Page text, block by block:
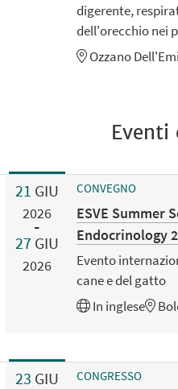
digerente,
dell'orecchio nei
Ozzano
Eventi
21 GIU
2026
27 GIU
2026
CONVEGNO
ESVE Summer
Endocrinology
Evento
cane e del gatto
In inglese
23 GIU CONGRESSO